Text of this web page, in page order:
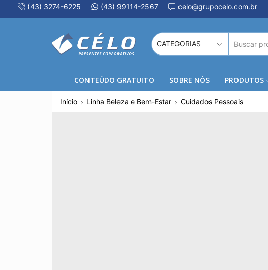
(43) 3274-6225 (43) 99114-2567 celo@grupocelo.com.br
CONTEÚDO GRATUITO SOBRE NÓS PRODUTOS
Início Linha Beleza e Bem-Estar Cuidados Pessoais